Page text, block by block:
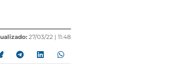
27/03/22 | 11:48